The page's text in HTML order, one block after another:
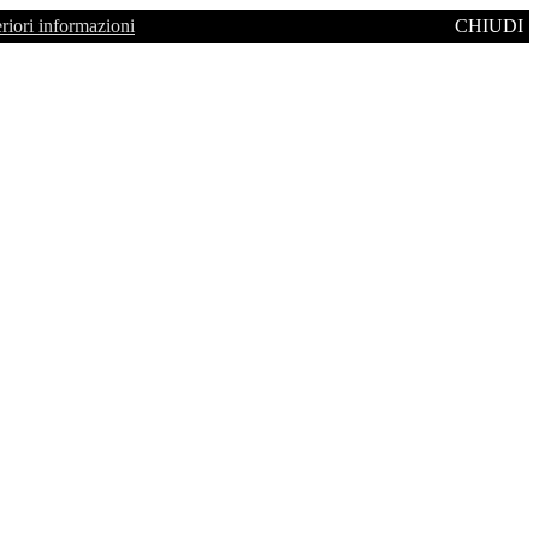
informazioni CHIUDI